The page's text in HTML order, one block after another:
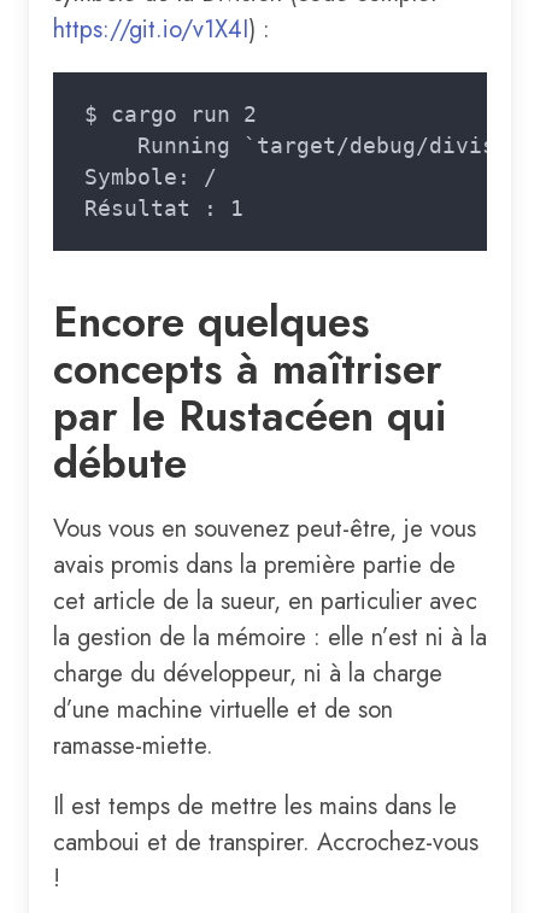
https://git.io/v1X4I) :
Encore quelques
concepts à maîtriser
par le Rustacéen qui
débute
Vous vous en souvenez peut-être, je vous
avais promis dans la première partie de
cet article de la sueur, en particulier avec
la gestion de la mémoire : elle n’est ni à la
charge du développeur, ni à la charge
d’une machine virtuelle et de son
ramasse-miette.
Il est temps de mettre les mains dans le
camboui et de transpirer. Accrochez-vous
!